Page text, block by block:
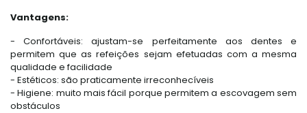
Vantagens:
- Confortáveis: ajustam-se perfeitamente aos dentes e
permitem que as refeições sejam efetuadas com a mesma
qualidade e facilidade
- Estéticos: são praticamente irreconhecíveis
- Higiene: muito mais fácil porque permitem a escovagem sem
obstáculos